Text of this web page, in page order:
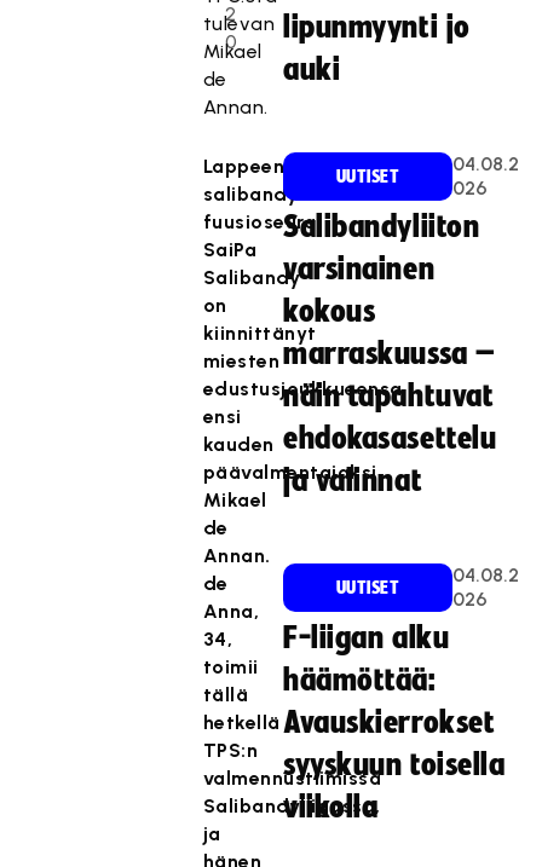
2
0
tulevan
Mikael
de
Annan.
Lappeenrannan
salibandyn
fuusioseura
SaiPa
Salibandy
on
kiinnittänyt
miesten
edustusjoukkueensa
ensi
kauden
päävalmentajaksi
Mikael
de
Annan.
de
Anna,
34,
toimii
tällä
hetkellä
TPS:n
valmennustiimissä
Salibandyliigassa,
ja
hänen
lipunmyynti jo
auki
UUTISET
04.08.2
026
Salibandyliiton
varsinainen
kokous
marraskuussa –
näin tapahtuvat
ehdokasasettelu
ja valinnat
UUTISET
04.08.2
026
F-liigan alku
häämöttää:
Avauskierrokset
syyskuun toisella
viikolla